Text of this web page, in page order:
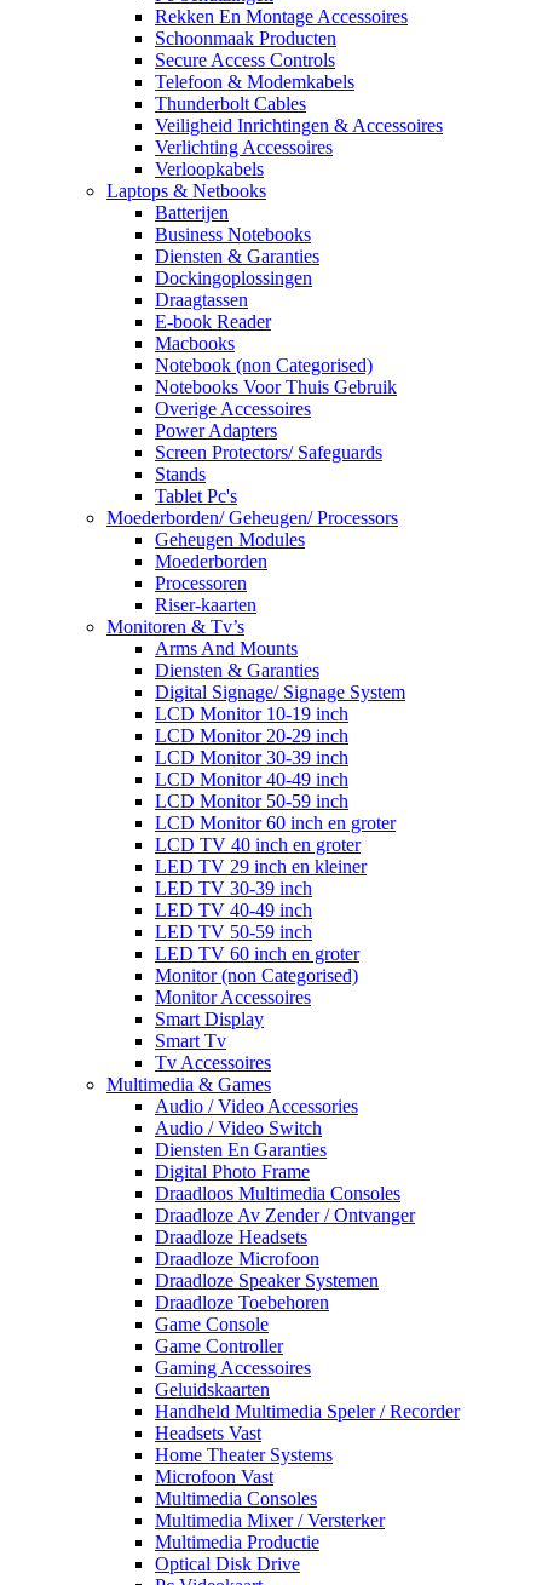
Rekken En Montage Accessoires
Schoonmaak Producten
Secure Access Controls
Telefoon & Modemkabels
Thunderbolt Cables
Veiligheid Inrichtingen & Accessoires
Verlichting Accessoires
Verloopkabels
Laptops & Netbooks
Batterijen
Business Notebooks
Diensten & Garanties
Dockingoplossingen
Draagtassen
E-book Reader
Macbooks
Notebook (non Categorised)
Notebooks Voor Thuis Gebruik
Overige Accessoires
Power Adapters
Screen Protectors/ Safeguards
Stands
Tablet Pc's
Moederborden/ Geheugen/ Processors
Geheugen Modules
Moederborden
Processoren
Riser-kaarten
Monitoren & Tv’s
Arms And Mounts
Diensten & Garanties
Digital Signage/ Signage System
LCD Monitor 10-19 inch
LCD Monitor 20-29 inch
LCD Monitor 30-39 inch
LCD Monitor 40-49 inch
LCD Monitor 50-59 inch
LCD Monitor 60 inch en groter
LCD TV 40 inch en groter
LED TV 29 inch en kleiner
LED TV 30-39 inch
LED TV 40-49 inch
LED TV 50-59 inch
LED TV 60 inch en groter
Monitor (non Categorised)
Monitor Accessoires
Smart Display
Smart Tv
Tv Accessoires
Multimedia & Games
Audio / Video Accessories
Audio / Video Switch
Diensten En Garanties
Digital Photo Frame
Draadloos Multimedia Consoles
Draadloze Av Zender / Ontvanger
Draadloze Headsets
Draadloze Microfoon
Draadloze Speaker Systemen
Draadloze Toebehoren
Game Console
Game Controller
Gaming Accessoires
Geluidskaarten
Handheld Multimedia Speler / Recorder
Headsets Vast
Home Theater Systems
Microfoon Vast
Multimedia Consoles
Multimedia Mixer / Versterker
Multimedia Productie
Optical Disk Drive